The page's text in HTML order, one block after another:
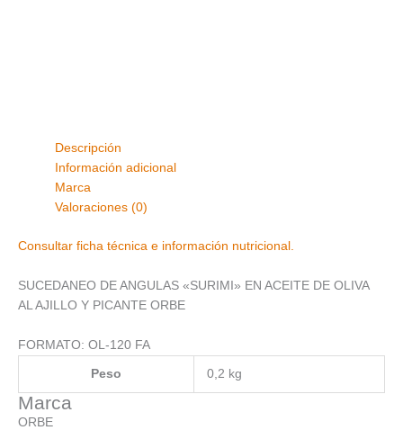
Descripción
Información adicional
Marca
Valoraciones (0)
Consultar ficha técnica e información nutricional.
SUCEDANEO DE ANGULAS «SURIMI» EN ACEITE DE OLIVA
AL AJILLO Y PICANTE ORBE
FORMATO: OL-120 FA
Peso 0,2 kg
Marca
ORBE